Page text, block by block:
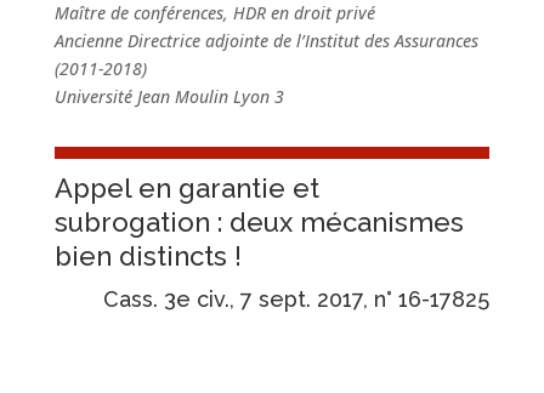
Maître de conférences, HDR en droit privé
Ancienne Directrice adjointe de l’Institut des Assurances
(2011-2018)
Université Jean Moulin Lyon 3
Appel en garantie et
subrogation : deux mécanismes
bien distincts !
Cass. 3e civ., 7 sept. 2017, n° 16-17825